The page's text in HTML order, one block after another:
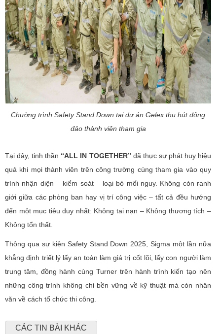
Chường trình Safety Stand Down tại dự án Gelex thu hút đông
đảo thành viên tham gia
Tại đây, tinh thần “ALL IN TOGETHER” đã thực sự phát huy hiệu
quả khi mọi thành viên trên công trường cùng tham gia vào quy
trình nhận diện – kiểm soát – loại bỏ mối nguy. Không còn ranh
giới giữa các phòng ban hay vị trí công việc – tất cả đều hướng
đến một mục tiêu duy nhất: Không tai nạn – Không thương tích –
Không tổn thất.
Thông qua sự kiện Safety Stand Down 2025, Sigma một lần nữa
khẳng định triết lý lấy an toàn làm giá trị cốt lõi, lấy con người làm
trung tâm, đồng hành cùng Turner trên hành trình kiến tạo nên
những công trình không chỉ bền vững về kỹ thuật mà còn nhân
văn về cách tổ chức thi công.
CÁC TIN BÀI KHÁC